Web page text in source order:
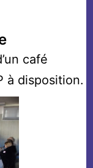
café
à disposition.